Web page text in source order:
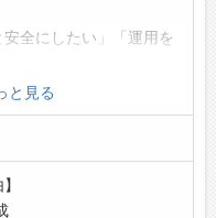
全にしたい」「運用を
ら、最適なプランを考
(ルート営業です!)
資料作成
の改修・増設の提案
と見る